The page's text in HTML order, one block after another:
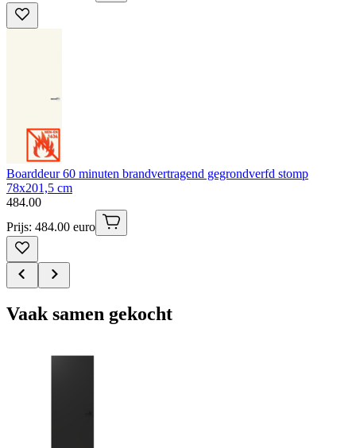
Boarddeur 60 minuten brandvertragend gegrondverfd stomp
78x201,5 cm
484.00
Prijs: 484.00 euro
Vaak samen gekocht